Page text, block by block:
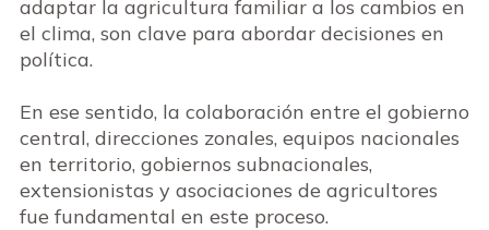
adaptar la agricultura familiar a los cambios en
el clima, son clave para abordar decisiones en
política.
En ese sentido, la colaboración entre el gobierno
central, direcciones zonales, equipos nacionales
en territorio, gobiernos subnacionales,
extensionistas y asociaciones de agricultores
fue fundamental en este proceso.